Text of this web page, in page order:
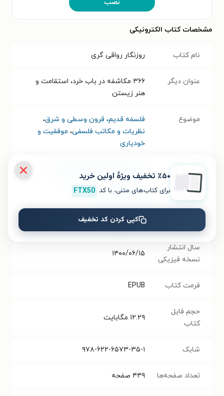
نصب
مشخصات کتاب الکترونیکی
نام کتاب روزنگار رواقی گری
عنوان دیگر
۳۶۶ مکاشفه در باب خرد، استقامت و
هنر زیستن
موضوع فلسفه قدیم، قرون وسطی و شرق،
نظریات و مکاتب فلسفی، موفقیت و
خودیاری
رایان هالیدی
مترجم علیرضا خزاعی
انتشارات میلکان
سال انتشار
نسخه فیزیکی
۱۴۰۰/۰۶/۱۵
فرمت کتاب EPUB
حجم فایل
کتاب
۱۲.۲۹ مگابایت
شابک ۹۷۸-۶۲۲-۶۵۷۳-۳۵-۱
تعداد صفحه‌ها ۴۴۹ صفحه
٪۵۰ تخفیف ویژۀ اولین خرید
برای کتاب‌های متنی، با کد FTX50
کپی کردن کد تخفیف